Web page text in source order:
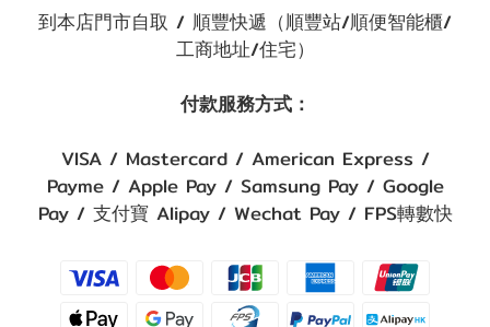
到本店門市自取 / 順豐快遞（順豐站/順便智能櫃/
工商地址/住宅）
付款服務方式：
VISA / Mastercard / American Express /
Payme / Apple Pay / Samsung Pay / Google
Pay / 支付寶 Alipay / Wechat Pay / FPS轉數快